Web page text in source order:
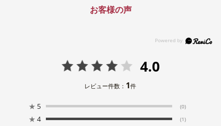
お客様の声
4.0
レビュー件数： 1件
★ 5 (0)
★ 4 (1)